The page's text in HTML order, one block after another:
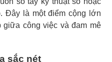
Đây là một điểm cộng lớn
công việc và đam mê
sắc nét